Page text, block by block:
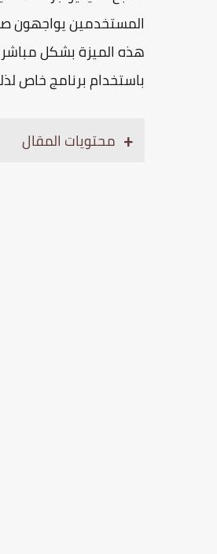
المستخدمين يواجهون
هذه الميزة بشكل
باستخدام برنامج خاص
محتويات المقال